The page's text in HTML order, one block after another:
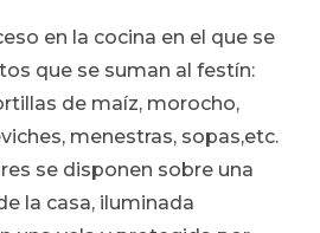
en la cocina en el que se
que se suman al festín:
de maíz, morocho,
menestras, sopas,etc.
se disponen sobre una
la casa, iluminada